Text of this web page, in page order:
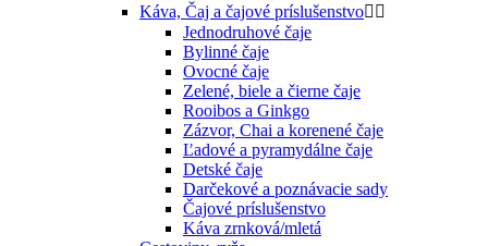
Káva, Čaj a čajové príslušenstvo 
Jednodruhové čaje
Bylinné čaje
Ovocné čaje
Zelené, biele a čierne čaje
Rooibos a Ginkgo
Zázvor, Chai a korenené čaje
Ľadové a pyramydálne čaje
Detské čaje
Darčekové a poznávacie sady
Čajové príslušenstvo
Káva zrnková/mletá